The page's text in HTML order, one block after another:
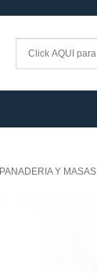
PANADERIA Y MASAS